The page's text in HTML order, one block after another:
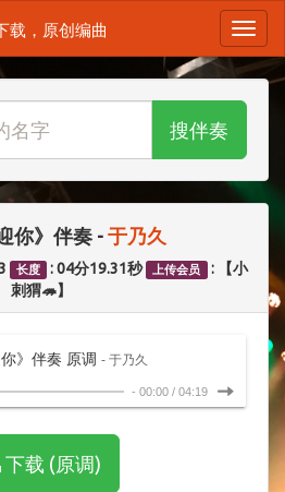
载，原创编曲
搜伴奏
你》伴奏 - 于乃久
长度 : 04分19.31秒 上传会员
: 【小
刺猬🦔】
你》伴奏 原调 - 于乃久
- 00:00 / 04:19
下载 (原调)